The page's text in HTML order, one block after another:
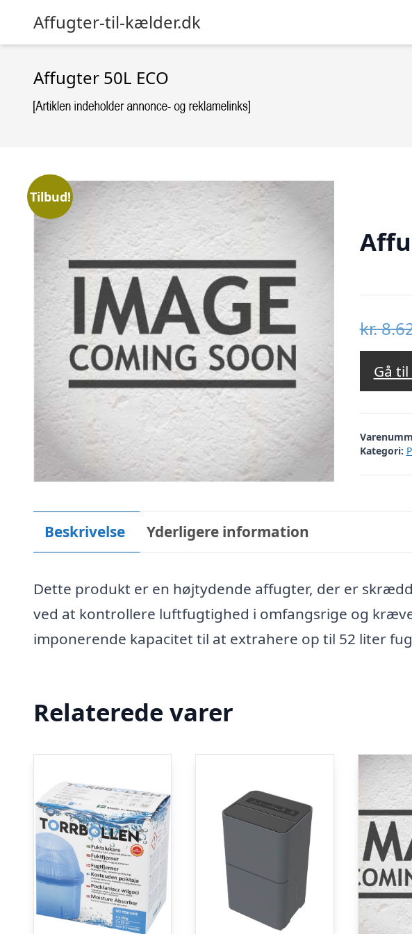
Affugter-til-kælder.dk
Affugter 50L ECO
Tilbud!
kr.
Gå
Kategori:
Beskrivelse Yderligere information
Dette produkt er en højtydende affugter, der er
ved at kontrollere luftfugtighed i omfangsrige og
imponerende kapacitet til at extrahere op til 52 liter
Relaterede varer